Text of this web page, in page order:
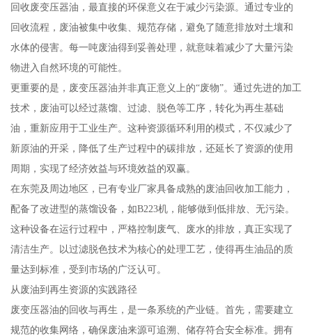
回收废变压器油，最直接的环保意义在于减少污染源。通过专业的
回收流程，废油被集中收集、规范存储，避免了随意排放对土壤和
水体的侵害。每一吨废油得到妥善处理，就意味着减少了大量污染
物进入自然环境的可能性。
更重要的是，废变压器油并非真正意义上的“废物”。通过先进的加工
技术，废油可以经过蒸馏、过滤、脱色等工序，转化为再生基础
油，重新应用于工业生产。这种资源循环利用的模式，不仅减少了
新原油的开采，降低了生产过程中的碳排放，还延长了资源的使用
周期，实现了经济效益与环境效益的双赢。
在东莞及周边地区，已有专业厂家具备成熟的废油回收加工能力，
配备了改进型的蒸馏设备，如B223机，能够做到低排放、无污染。
这种设备在运行过程中，严格控制废气、废水的排放，真正实现了
清洁生产。以过滤脱色技术为核心的处理工艺，使得再生油品的质
量达到标准，受到市场的广泛认可。
从废油到再生资源的实践路径
废变压器油的回收与再生，是一条系统的产业链。首先，需要建立
规范的收集网络，确保废油来源可追溯、储存符合安全标准。拥有